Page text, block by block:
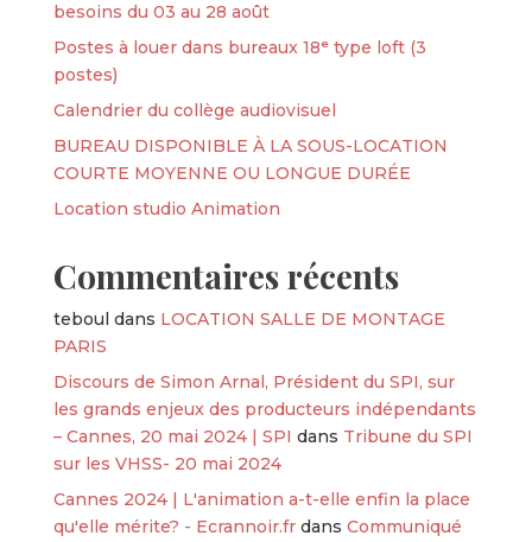
besoins du 03 au 28 août
Postes à louer dans bureaux 18ᵉ type loft (3
postes)
Calendrier du collège audiovisuel
BUREAU DISPONIBLE À LA SOUS-LOCATION
COURTE MOYENNE OU LONGUE DURÉE
Location studio Animation
Commentaires récents
teboul dans LOCATION SALLE DE MONTAGE
PARIS
Discours de Simon Arnal, Président du SPI, sur
les grands enjeux des producteurs indépendants
– Cannes, 20 mai 2024 | SPI dans Tribune du SPI
sur les VHSS- 20 mai 2024
Cannes 2024 | L'animation a-t-elle enfin la place
qu'elle mérite? - Ecrannoir.frdans Communiqué